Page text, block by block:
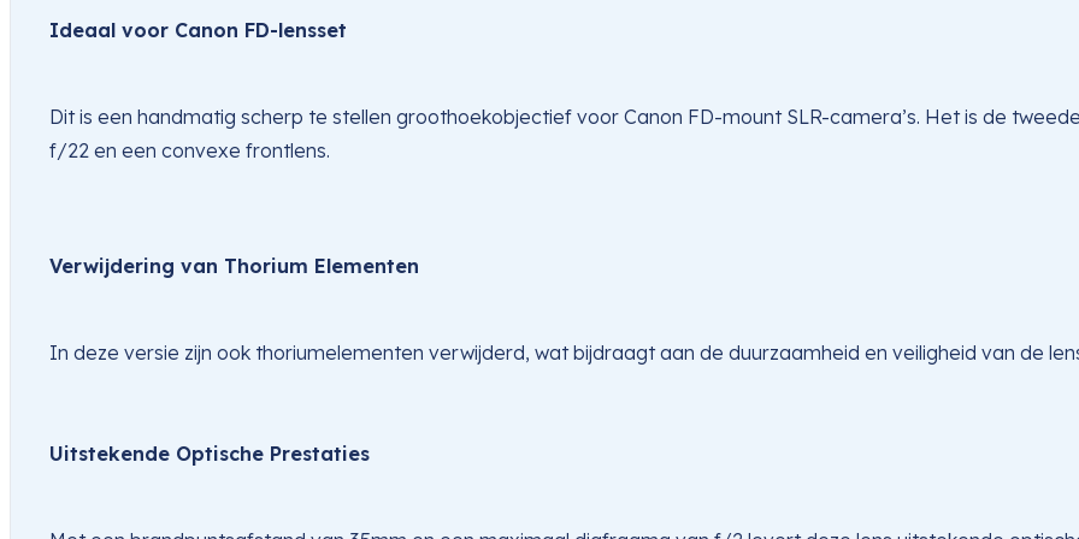
Ideaal voor Canon FD-lensset
Dit is een handmatig scherp te stellen groothoekobjectief voor Canon FD-mount SLR-camera’s. Het is de
f/22 en een convexe frontlens.
Verwijdering van Thorium Elementen
In deze versie zijn ook thoriumelementen verwijderd, wat bijdraagt aan de duurzaamheid en veiligheid van de
Uitstekende Optische Prestaties